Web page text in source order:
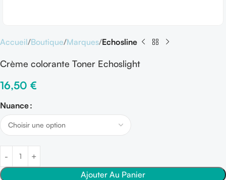
Accueil Boutique Marques Echosline
Crème colorante Toner Echoslight
16,50 €
Nuance
Ajouter Au Panier